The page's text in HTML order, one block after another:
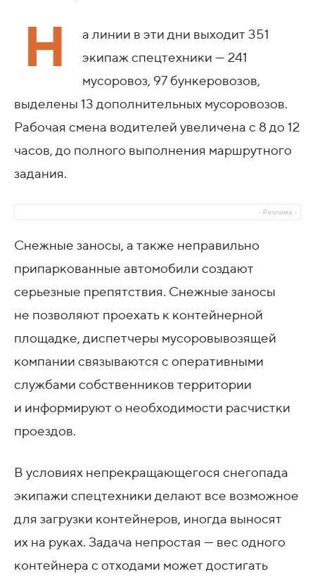
Н
а линии в эти дни выходит 351
экипаж спецтехники — 241
мусоровоз, 97 бункеровозов,
выделены 13 дополнительных мусоровозов.
Рабочая смена водителей увеличена с 8 до 12
часов, до полного выполнения маршрутного
задания.
- Реклама -
Снежные заносы, а также неправильно
припаркованные автомобили создают
серьезные препятствия. Снежные заносы
не позволяют проехать к контейнерной
площадке, диспетчеры мусоровывозящей
компании связываются с оперативными
службами собственников территории
и информируют о необходимости расчистки
проездов.
В условиях непрекращающегося снегопада
экипажи спецтехники делают все возможное
для загрузки контейнеров, иногда выносят
их на руках. Задача непростая — вес одного
контейнера с отходами может достигать